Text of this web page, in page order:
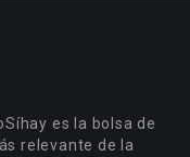
es la bolsa de
relevante de la